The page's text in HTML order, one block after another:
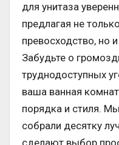
для унитаза
предлагая не
превосходство, но
Забудьте о
труднодоступных
ваша ванная
порядка и стиля.
собрали десятку